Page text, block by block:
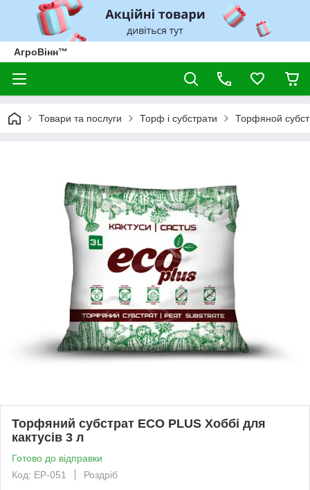
АгроВінн™
Товари та послуги Торф і субстрати Торфяной
Торфяний субстрат ECO PLUS Хоббі для
кактусів 3 л
Готово до відправки
Код: EP-051
Роздріб